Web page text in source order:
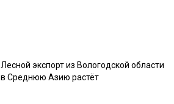
Лесной экспорт из Вологодской области
в Среднюю Азию растёт